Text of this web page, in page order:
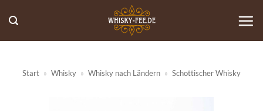
Inhalt
springen
Start » Whisky » Whisky nach Ländern » Schottischer Whisky